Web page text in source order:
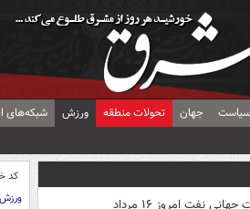
سیاست جهان تحولات منطقه ورزش شبکه‌های
نفت امروز ۱۶ مرداد
کد
ورزش